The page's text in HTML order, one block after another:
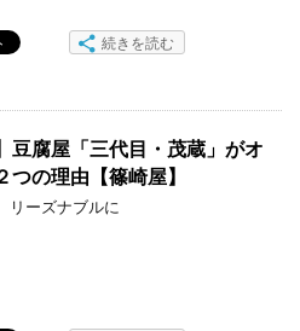
続きを読む
豆腐屋「三代目・茂蔵」がオ
つの理由【篠崎屋】
リーズナブルに